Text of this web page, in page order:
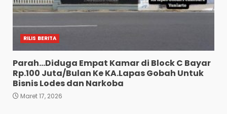
RILIS BERITA
Parah…Diduga Empat Kamar di Block C Bayar
Rp.100 Juta/Bulan Ke KA.Lapas Gobah Untuk
Bisnis Lodes dan Narkoba
Maret 17, 2026